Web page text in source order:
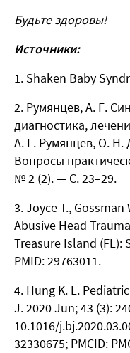
Будьте здоровы!
Источники:
Shaken Baby
Румянцев, А. Г.
диагностика,
А. Г. Румянцев, О.
Вопросы
№ 2 (2). — С. 23–29.
Joyce T., Gossman
Abusive Head
Treasure Island (FL):
PMID: 29763011.
Hung K. L.
J. 2020 Jun; 43 (3):
10.1016/
32330675; PMCID: